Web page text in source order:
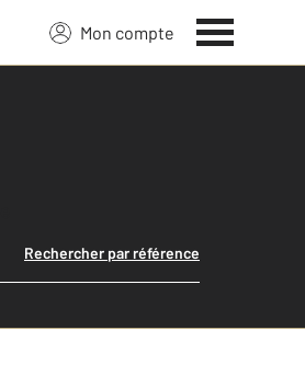
Mon compte
Rechercher par référence